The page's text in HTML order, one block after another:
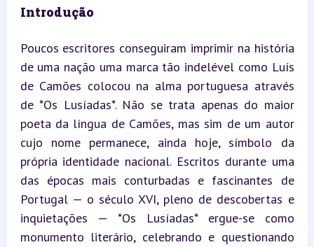
Introdução
Poucos escritores conseguiram imprimir na história
de uma nação uma marca tão indelével como Luís
de Camões colocou na alma portuguesa através
de *Os Lusíadas*. Não se trata apenas do maior
poeta da língua de Camões, mas sim de um autor
cujo nome permanece, ainda hoje, símbolo da
própria identidade nacional. Escritos durante uma
das épocas mais conturbadas e fascinantes de
Portugal — o século XVI, pleno de descobertas e
inquietações — *Os Lusíadas* ergue-se como
monumento literário, celebrando e questionando